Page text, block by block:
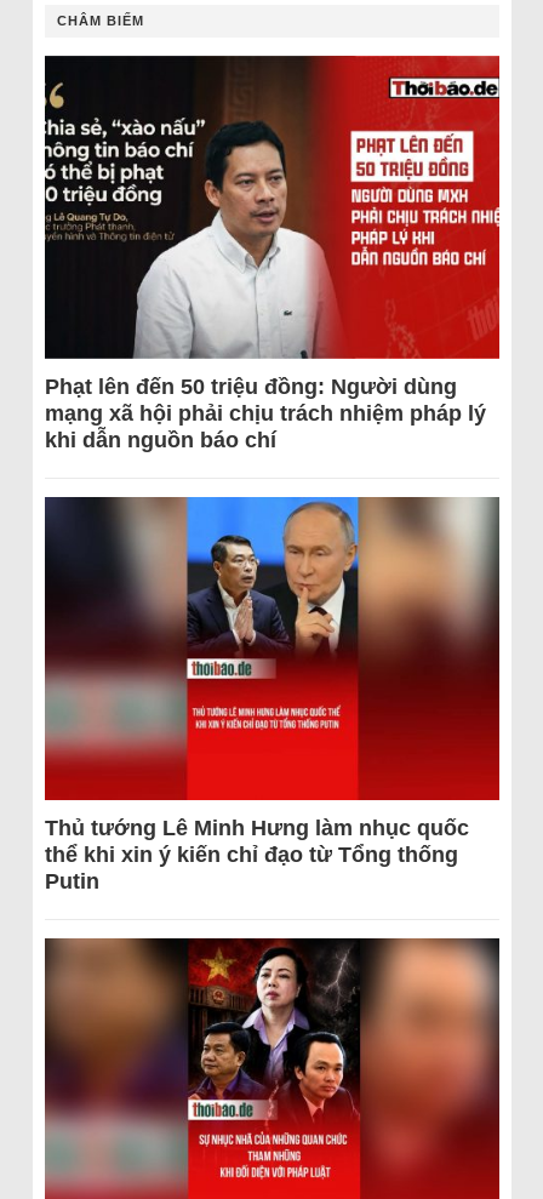
CHÂM BIẾM
Phạt lên đến 50 triệu đồng: Người dùng
mạng xã hội phải chịu trách nhiệm pháp lý
khi dẫn nguồn báo chí
Thủ tướng Lê Minh Hưng làm nhục quốc
thể khi xin ý kiến chỉ đạo từ Tổng thống
Putin